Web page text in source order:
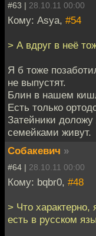
#63 | 28.10.11 00:00
Кому: Asya, #54
> А вдруг в неё
Я б тоже
не выпустят.
Блин в нашем
Есть только
Затейники
семейками живут.
Собакевич »
#64 | 28.10.11 00:00
Кому: bqbr0, #48
> Что характерно,
есть в русском